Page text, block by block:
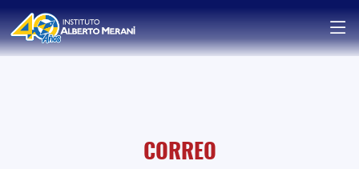
CORREO